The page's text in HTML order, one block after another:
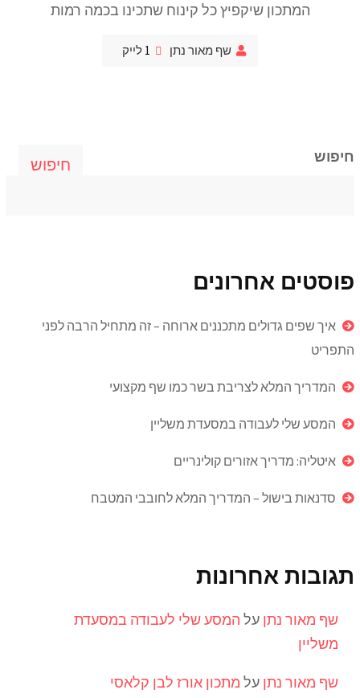
המתכון שיקפיץ כל קינוח שתכינו בכמה רמות
שף מאור נתן 1 לייק
חיפוש חיפוש
פוסטים אחרונים
איך שפים גדולים מתכננים ארוחה – זה מתחיל הרבה לפני
התפריט
המדריך המלא לצריבת בשר כמו שף מקצועי
המסע שלי לעבודה במסעדת משליין
איטליה: מדריך אזורים קולינריים
סדנאות בישול – המדריך המלא לחובבי המטבח
תגובות אחרונות
שף מאור נתן על המסע שלי לעבודה במסעדת
משליין
שף מאור נתן על מתכון אורז לבן קלאסי